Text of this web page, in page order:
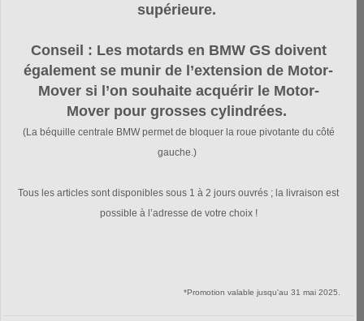
Jeu (4) roues doubles - roulement à billes | Roue arrière du
supérieure.
Conseil : Les motards en BMW GS doivent
également se munir de l’extension de Motor-
Mover si l’on souhaite acquérir le Motor-
Mover pour grosses cylindrées.
(La béquille centrale BMW permet de bloquer la roue pivotante du côté
gauche.)
Tous les articles sont disponibles sous 1 à 2 jours ouvrés ; la livraison est
possible à l’adresse de votre choix !
*Promotion valable jusqu'au 31 mai 2025.